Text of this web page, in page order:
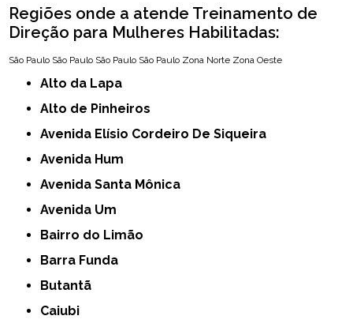
Regiões onde a atende Treinamento de
Direção para Mulheres Habilitadas:
São Paulo São Paulo São Paulo São Paulo Zona Norte Zona Oeste
Alto da Lapa
Alto de Pinheiros
Avenida Elísio Cordeiro De Siqueira
Avenida Hum
Avenida Santa Mônica
Avenida Um
Bairro do Limão
Barra Funda
Butantã
Caiubi